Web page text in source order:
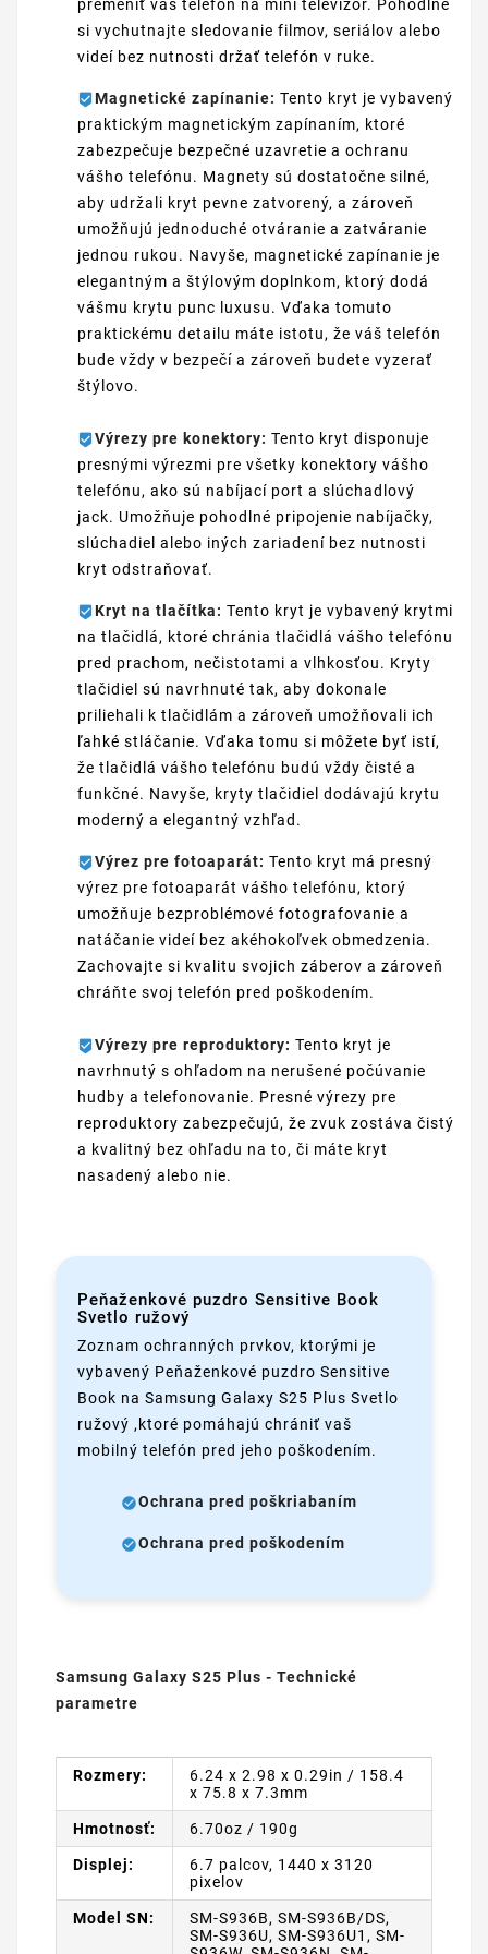
premeniť váš telefón na mini televízor. Pohodlne
si vychutnajte sledovanie filmov, seriálov alebo
videí bez nutnosti držať telefón v ruke.
Magnetické zapínanie: Tento kryt je vybavený
praktickým magnetickým zapínaním, ktoré
zabezpečuje bezpečné uzavretie a ochranu
vášho telefónu. Magnety sú dostatočne silné,
aby udržali kryt pevne zatvorený, a zároveň
umožňujú jednoduché otváranie a zatváranie
jednou rukou. Navyše, magnetické zapínanie je
elegantným a štýlovým doplnkom, ktorý dodá
vášmu krytu punc luxusu. Vďaka tomuto
praktickému detailu máte istotu, že váš telefón
bude vždy v bezpečí a zároveň budete vyzerať
štýlovo.
Výrezy pre konektory: Tento kryt disponuje
presnými výrezmi pre všetky konektory vášho
telefónu, ako sú nabíjací port a slúchadlový
jack. Umožňuje pohodlné pripojenie nabíjačky,
slúchadiel alebo iných zariadení bez nutnosti
kryt odstraňovať.
Kryt na tlačítka: Tento kryt je vybavený krytmi
na tlačidlá, ktoré chránia tlačidlá vášho telefónu
pred prachom, nečistotami a vlhkosťou. Kryty
tlačidiel sú navrhnuté tak, aby dokonale
priliehali k tlačidlám a zároveň umožňovali ich
ľahké stláčanie. Vďaka tomu si môžete byť istí,
že tlačidlá vášho telefónu budú vždy čisté a
funkčné. Navyše, kryty tlačidiel dodávajú krytu
moderný a elegantný vzhľad.
Výrez pre fotoaparát: Tento kryt má presný
výrez pre fotoaparát vášho telefónu, ktorý
umožňuje bezproblémové fotografovanie a
natáčanie videí bez akéhokoľvek obmedzenia.
Zachovajte si kvalitu svojich záberov a zároveň
chráňte svoj telefón pred poškodením.
Výrezy pre reproduktory: Tento kryt je
navrhnutý s ohľadom na nerušené počúvanie
hudby a telefonovanie. Presné výrezy pre
reproduktory zabezpečujú, že zvuk zostáva čistý
a kvalitný bez ohľadu na to, či máte kryt
nasadený alebo nie.
Peňaženkové puzdro Sensitive Book
Svetlo ružový
Zoznam ochranných prvkov, ktorými je
vybavený Peňaženkové puzdro Sensitive
Book na Samsung Galaxy S25 Plus Svetlo
ružový ,ktoré pomáhajú chrániť vaš
mobilný telefón pred jeho poškodením.
Ochrana pred poškriabaním
Ochrana pred poškodením
Samsung Galaxy S25 Plus - Technické
parametre
Rozmery:
6.24 x 2.98 x 0.29in / 158.4
x 75.8 x 7.3mm
Hmotnosť: 6.70oz / 190g
Displej:
6.7 palcov, 1440 x 3120
pixelov
Model SN:
SM-S936B, SM-S936B/DS,
SM-S936U, SM-S936U1, SM-